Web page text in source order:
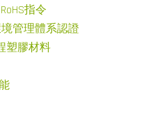
指令
境管理體系認證
塑膠材料